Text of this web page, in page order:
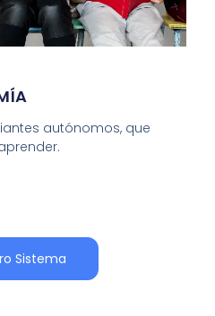
autónomos, que
Sistema